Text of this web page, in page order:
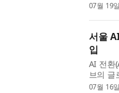
적으로
07월 19
서울
입
AI 전환
브의 글
에이전
07월 16